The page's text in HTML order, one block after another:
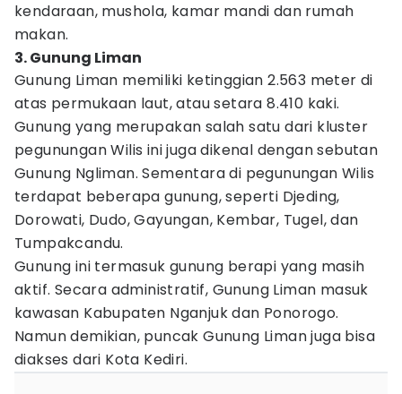
kendaraan, mushola, kamar mandi dan rumah
makan.
3. Gunung Liman
Gunung Liman memiliki ketinggian 2.563 meter di
atas permukaan laut, atau setara 8.410 kaki.
Gunung yang merupakan salah satu dari kluster
pegunungan Wilis ini juga dikenal dengan sebutan
Gunung Ngliman. Sementara di pegunungan Wilis
terdapat beberapa gunung, seperti Djeding,
Dorowati, Dudo, Gayungan, Kembar, Tugel, dan
Tumpakcandu.
Gunung ini termasuk gunung berapi yang masih
aktif. Secara administratif, Gunung Liman masuk
kawasan Kabupaten Nganjuk dan Ponorogo.
Namun demikian, puncak Gunung Liman juga bisa
diakses dari Kota Kediri.